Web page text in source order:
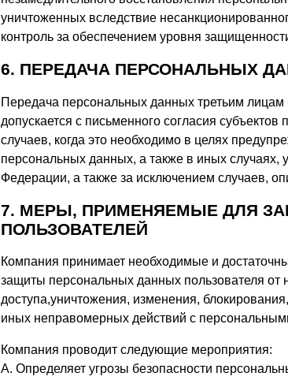
уничтоженных вследствие
контроль за обеспечением уровня
6. ПЕРЕДАЧА ПЕРСОНАЛЬНЫХ
Передача персональных данных третьим лицам
допускается с письменного согласия
случаев, когда это необходимо в целях
персональных данных, а также в иных случаях,
Федерации, а также за исключением случаев,
7. МЕРЫ, ПРИМЕНЯЕМЫЕ ДЛЯ
ПОЛЬЗОВАТЕЛЕЙ
Компания принимает необходимые и
защиты персональных данных пользователя от
доступа,уничтожения, изменения,
иных неправомерных действий с
Компания проводит следующие мероприятия:
A. Определяет угрозы безопасности